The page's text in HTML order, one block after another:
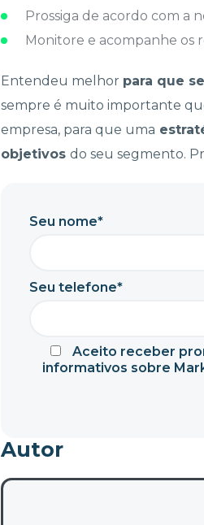
Prossiga de acordo com a
Monitore e acompanhe os
Entendeu melhor para que
sempre é muito importante
empresa, para que uma
objetivos do seu segmento.
Seu nome*
Seu telefone*
Aceito receber
informativos sobre
Autor